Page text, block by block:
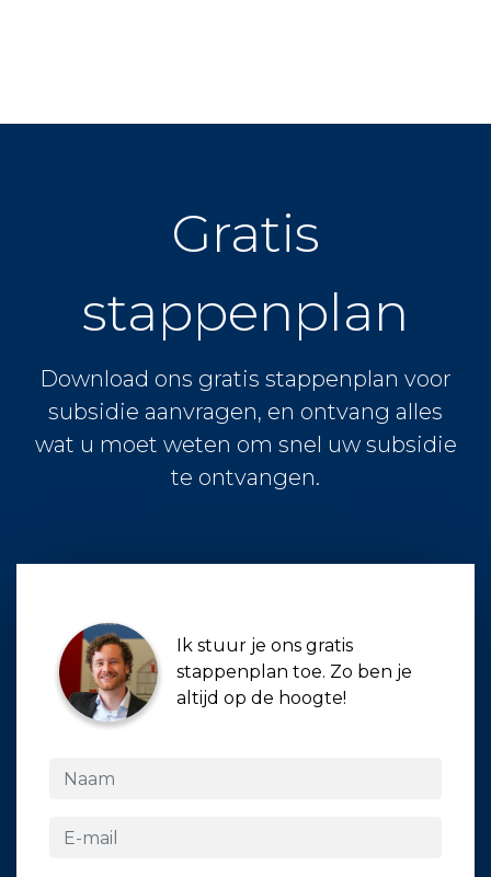
Gratis
stappenplan
Download ons gratis stappenplan voor
subsidie aanvragen, en ontvang alles
wat u moet weten om snel uw subsidie
te ontvangen.
Ik stuur je ons gratis
stappenplan toe. Zo ben je
altijd op de hoogte!